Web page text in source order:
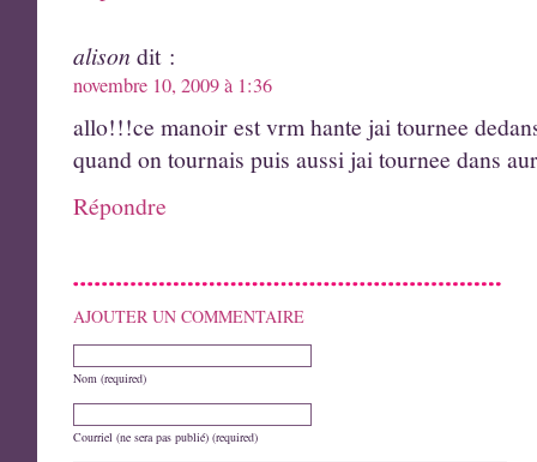
alison dit :
novembre 10, 2009 à 1:36
allo!!!ce manoir est vrm hante jai tournee
quand on tournais puis aussi jai tournee dans
Répondre
AJOUTER UN COMMENTAIRE
Nom (required)
Courriel (ne sera pas publié) (required)